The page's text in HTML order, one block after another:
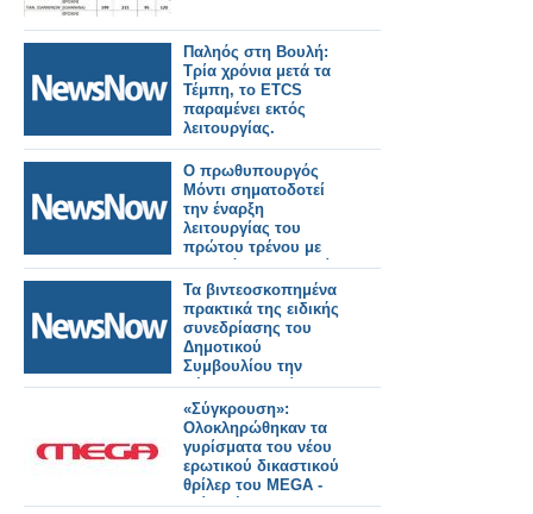
Παληός στη Βουλή:
Τρία χρόνια μετά τα
Τέμπη, το ETCS
παραμένει εκτός
λειτουργίας.
Ο πρωθυπουργός
Μόντι σηματοδοτεί
την έναρξη
λειτουργίας του
πρώτου τρένου με
υδρογόνο στην Ινδία,
αποκαλώντας το
επιτυχημένο
παράδειγμα της
καμπάνιας «Make in
India»
Τα βιντεοσκοπημένα
πρακτικά της ειδικής
συνεδρίασης του
Δημοτικού
Συμβουλίου την
Πέμπτη 2 Ιουλίου
2026. Εκλογή νέου
Προεδρείου και
Δημοτικής
Επιτροπής.
«Σύγκρουση»:
Ολοκληρώθηκαν τα
γυρίσματα του νέου
ερωτικού δικαστικού
θρίλερ του MEGA -
Δείτε νέο backstage